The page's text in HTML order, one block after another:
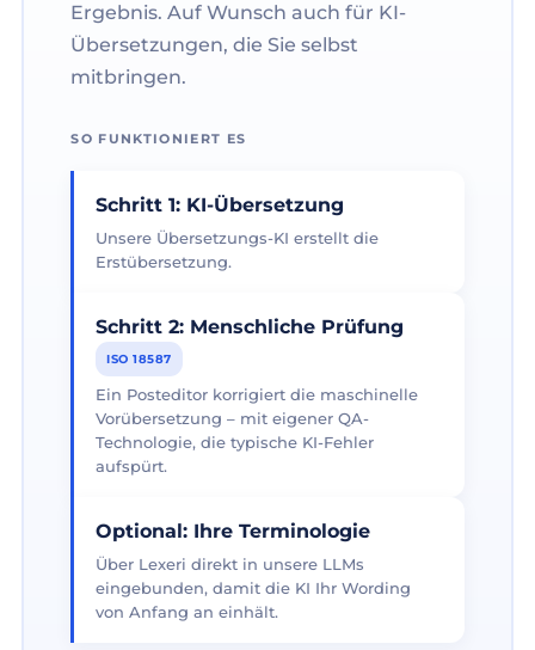
Ergebnis. Auf Wunsch auch für KI-
Übersetzungen, die Sie selbst
mitbringen.
SO FUNKTIONIERT ES
Schritt 1: KI-Übersetzung
Unsere Übersetzungs-KI erstellt die
Erstübersetzung.
Schritt 2: Menschliche Prüfung
ISO 18587
Ein Posteditor korrigiert die maschinelle
Vorübersetzung – mit eigener QA-
Technologie, die typische KI-Fehler
aufspürt.
Optional: Ihre Terminologie
Über Lexeri direkt in unsere LLMs
eingebunden, damit die KI Ihr Wording
von Anfang an einhält.